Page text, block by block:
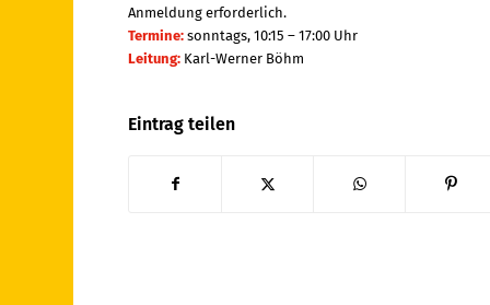
Anmeldung erforderlich.
Termine: sonntags, 10:15 – 17:00 Uhr
Leitung: Karl-Werner Böhm
Eintrag teilen